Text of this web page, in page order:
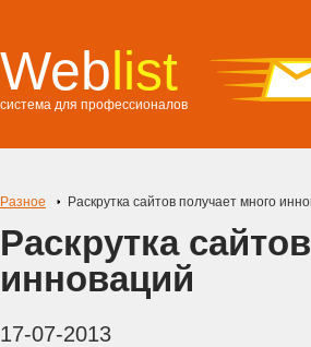
Weblist
система для профессионалов
Разное Раскрутка сайтов получает много
Раскрутка
инноваций
17-07-2013